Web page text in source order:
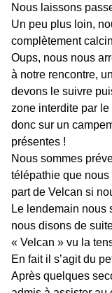
Nous laissons
Un peu plus loin,
complètement
Oups, nous nous
à notre rencontre,
devons le suivre
zone interdite par
donc sur un
présentes !
Nous sommes
télépathie que
part de Velcan si
Le lendemain nous
nous disons de
« Velcan » vu la
En fait il s’agit du
Après quelques